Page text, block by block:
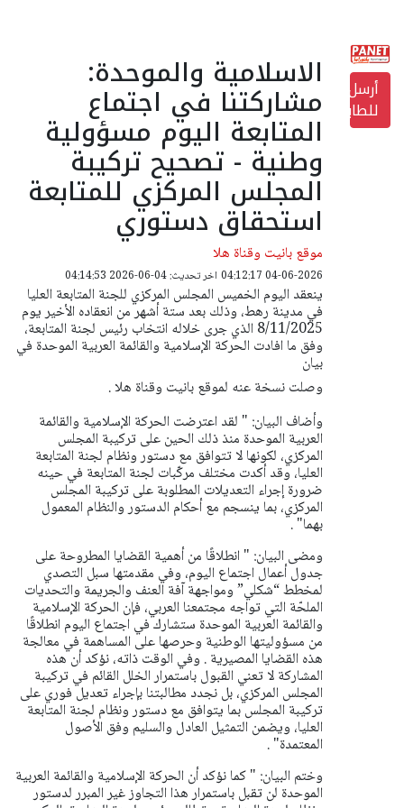
أرسل
للطابعة
الاسلامية والموحدة:
مشاركتنا في اجتماع
المتابعة اليوم مسؤولية
وطنية - تصحيح تركيبة
المجلس المركزي للمتابعة
استحقاق دستوري
موقع بانيت وقناة هلا
04-06-2026 04:12:17 اخر تحديث: 04-06-2026 04:14:53
ينعقد اليوم الخميس المجلس المركزي للجنة المتابعة العليا
في مدينة رهط، وذلك بعد ستة أشهر من انعقاده الأخير يوم
8/11/2025 الذي جرى خلاله انتخاب رئيس لجنة المتابعة،
وفق ما افادت الحركة الإسلامية والقائمة العربية الموحدة في
بيان
وصلت نسخة عنه لموقع بانيت وقناة هلا .
وأضاف البيان: " لقد اعترضت الحركة الإسلامية والقائمة
العربية الموحدة منذ ذلك الحين على تركيبة المجلس
المركزي، لكونها لا تتوافق مع دستور ونظام لجنة المتابعة
العليا، وقد أكدت مختلف مركّبات لجنة المتابعة في حينه
ضرورة إجراء التعديلات المطلوبة على تركيبة المجلس
المركزي، بما ينسجم مع أحكام الدستور والنظام المعمول
بهما" .
ومضى البيان: " انطلاقًا من أهمية القضايا المطروحة على
جدول أعمال اجتماع اليوم، وفي مقدمتها سبل التصدي
لمخطط “شكلي” ومواجهة آفة العنف والجريمة والتحديات
الملحّة التي تواجه مجتمعنا العربي، فإن الحركة الإسلامية
والقائمة العربية الموحدة ستشارك في اجتماع اليوم انطلاقًا
من مسؤوليتها الوطنية وحرصها على المساهمة في معالجة
هذه القضايا المصيرية . وفي الوقت ذاته، نؤكد أن هذه
المشاركة لا تعني القبول باستمرار الخلل القائم في تركيبة
المجلس المركزي، بل نجدد مطالبتنا بإجراء تعديل فوري على
تركيبة المجلس بما يتوافق مع دستور ونظام لجنة المتابعة
العليا، ويضمن التمثيل العادل والسليم وفق الأصول
المعتمدة" .
وختم البيان: " كما نؤكد أن الحركة الإسلامية والقائمة العربية
الموحدة لن تقبل باستمرار هذا التجاوز غير المبرر لدستور